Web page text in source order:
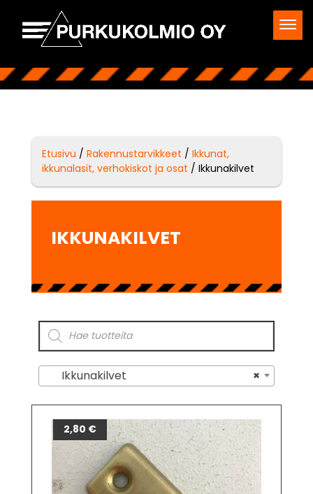
Etusivu / Rakennustarvikkeet / Ikkunat,
ikkunalasit, verhokiskot ja osat / Ikkunakilvet
IKKUNAKILVET
×
Ikkunakilvet
2,80 €